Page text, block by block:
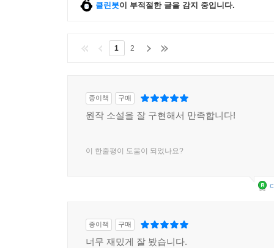
클린봇이 부적절한 글을 감지 중입니다.
1 2
종이책 구매
원작 소설을 잘 구현해서 만족합니다!
이 한줄평이 도움이 되었나요?
종이책 구매
너무 재밌게 잘 봤습니다.